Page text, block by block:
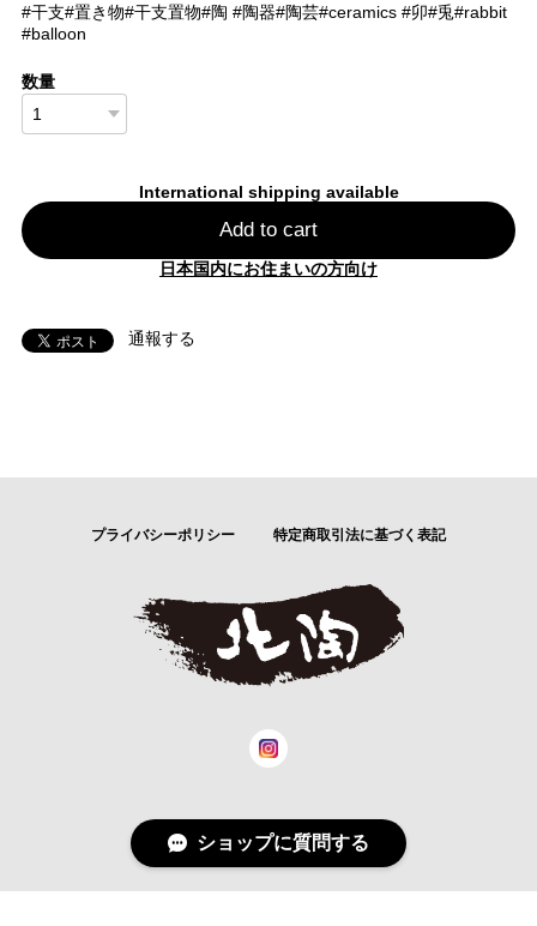
#干支#置き物#干支置物#陶 #陶器#陶芸#ceramics #卯#兎#rabbit
#balloon
数量
International shipping available
Add to cart
日本国内にお住まいの方向け
通報する
プライバシーポリシー 特定商取引法に基づく表記
© 杜の中の工房 北陶
ショップに質問する